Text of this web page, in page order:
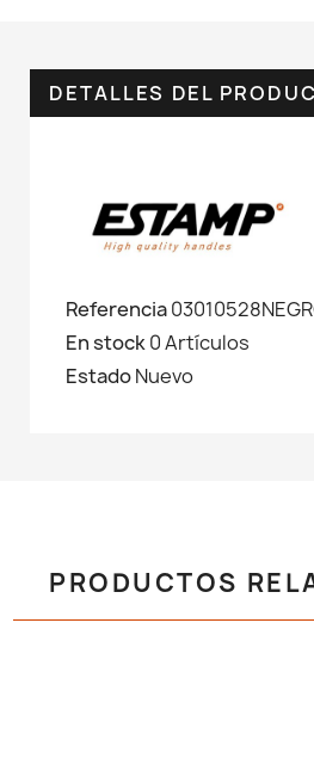
DETALLES DEL
Referencia
En stock0 Artículos
EstadoNuevo
PRODUCTOS